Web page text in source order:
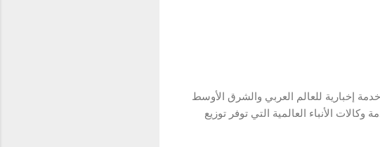
إخبارية للعالم العربي والشرق الأوسط
وكالات الأنباء العالمية التي توفر توزيع